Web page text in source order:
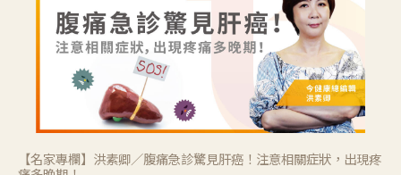
【名家專欄】洪素卿／腹痛急診驚見肝癌！注意相關症狀，出現疼